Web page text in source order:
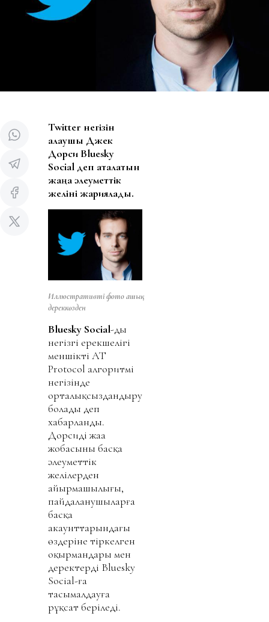
Twitter негізін
қалаушы Джек
Дорси Bluesky
Social деп аталатын
жаңа әлеуметтік
желіні жариялады.
Иллюстративті фото ашық
дереккөзден
Bluesky Social-дың
негізгі ерекшелігі
меншікті AT
Protocol алгоритмі
негізінде
орталықсыздандыру
болады деп
хабарланды.
Дорсидің жаңа
жобасының басқа
әлеуметтік
желілерден
айырмашылығы,
пайдаланушыларға
басқа
акаунттарындағы
өздеріне тіркелген
оқырмандары мен
деректерді Bluesky
Social-ға
тасымалдауға
рұқсат беріледі.